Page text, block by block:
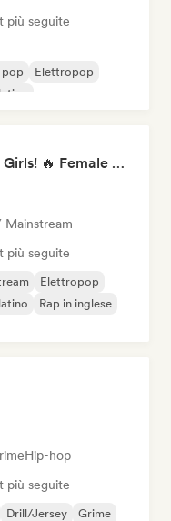
più seguite
pop
Elettropop
Who Run the World? Girls! 🔥 Female Empowerment Pop & Girl-Power Anthems
più seguite
Elettropop
Rap in inglese
Hip-hop
più seguite
Drill/Jersey
Grime